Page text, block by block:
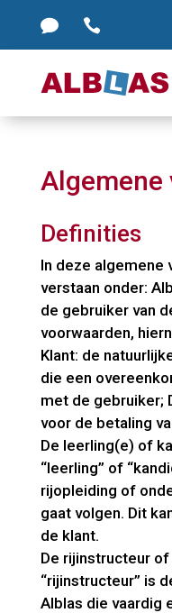
 
 
Algemene
Definities
In deze algemene
verstaan onder:
de gebruiker van
voorwaarden,
Klant: de
die een
met de gebruiker;
voor de betaling
De leerling(e) of
“leerling” of
rijopleiding of
gaat volgen. Dit
de klant.
De rijinstructeur
“rijinstructeur” is
Alblas die vaardig